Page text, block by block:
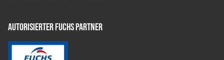
Autorisierter Fuchs Partner